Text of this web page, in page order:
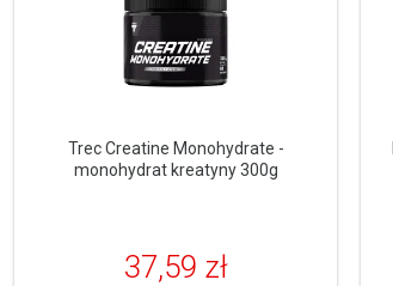
Trec Creatine Monohydrate -
monohydrat kreatyny 300g
37,59 zł